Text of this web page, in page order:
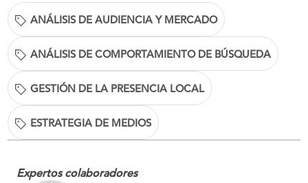
ANÁLISIS DE AUDIENCIA Y MERCADO
ANÁLISIS DE COMPORTAMIENTO DE BÚSQUEDA
GESTIÓN DE LA PRESENCIA LOCAL
ESTRATEGIA DE MEDIOS
Expertos colaboradores